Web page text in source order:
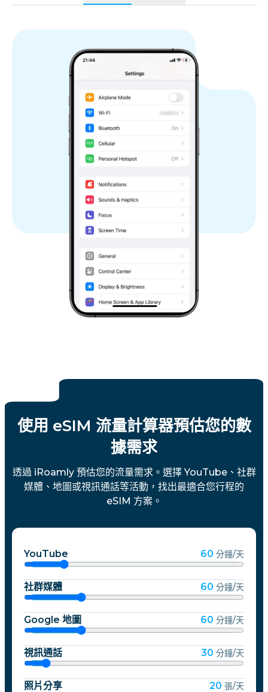
使用 eSIM 流量計算器預估您的數
據需求
透過 iRoamly 預估您的流量需求。選擇 YouTube、社群
媒體、地圖或視訊通話等活動，找出最適合您行程的
eSIM 方案。
YouTube 60 分鐘/天
社群媒體 60 分鐘/天
Google 地圖 60 分鐘/天
視訊通話 30 分鐘/天
照片分享 20 張/天